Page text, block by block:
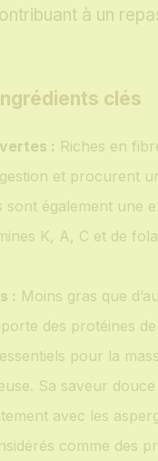
à un
clés
: Riches en
et procurent
sont également une
K, A, C et de
: Moins gras que
des protéines
pour la
Sa saveur
avec les
comme des